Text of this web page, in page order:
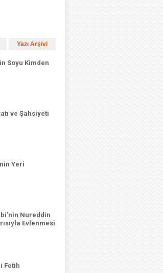
Yazı Arşivi
Soyu Kimden
ve Şahsiyeti
Yeri
Nureddin
Evlenmesi
Fetih